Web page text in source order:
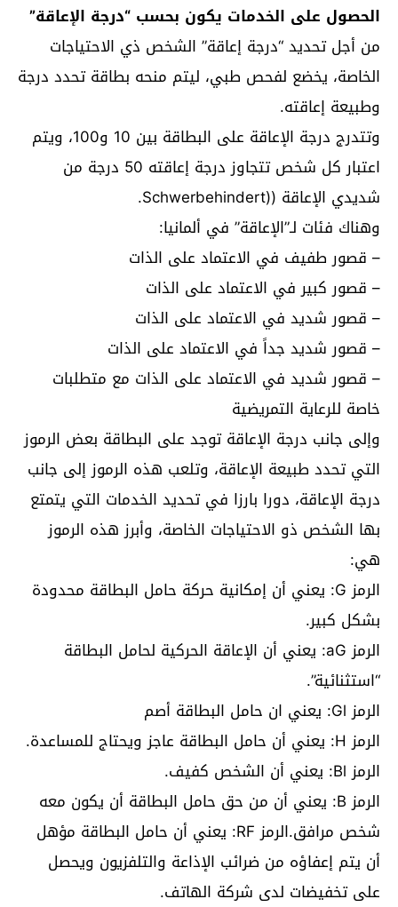
الحصول على الخدمات يكون بحسب “درجة الإعاقة”
من أجل تحديد “درجة إعاقة” الشخص ذي الاحتياجات
الخاصة، يخضع لفحص طبي، ليتم منحه بطاقة تحدد درجة
وطبيعة إعاقته.
وتتدرج درجة الإعاقة على البطاقة بين 10 و100، ويتم
اعتبار كل شخص تتجاوز درجة إعاقته 50 درجة من
شديدي الإعاقة ((Schwerbehindert.
وهناك فئات لـ”الإعاقة” في ألمانيا:
– قصور طفيف في الاعتماد على الذات
– قصور كبير في الاعتماد على الذات
– قصور شديد في الاعتماد على الذات
– قصور شديد جداً في الاعتماد على الذات
– قصور شديد في الاعتماد على الذات مع متطلبات
خاصة للرعاية التمريضية
وإلى جانب درجة الإعاقة توجد على البطاقة بعض الرموز
التي تحدد طبيعة الإعاقة، وتلعب هذه الرموز إلى جانب
درجة الإعاقة، دورا بارزا في تحديد الخدمات التي يتمتع
بها الشخص ذو الاحتياجات الخاصة، وأبرز هذه الرموز
هي:
الرمز G: يعني أن إمكانية حركة حامل البطاقة محدودة
بشكل كبير.
الرمز aG: يعني أن الإعاقة الحركية لحامل البطاقة
“استثنائية”.
الرمز Gl: يعني ان حامل البطاقة أصم
الرمز H: يعني أن حامل البطاقة عاجز ويحتاج للمساعدة.
الرمز Bl: يعني أن الشخص كفيف.
الرمز B: يعني أن من حق حامل البطاقة أن يكون معه
شخص مرافق.الرمز RF: يعني أن حامل البطاقة مؤهل
أن يتم إعفاؤه من ضرائب الإذاعة والتلفزيون ويحصل
على تخفيضات لدى شركة الهاتف.